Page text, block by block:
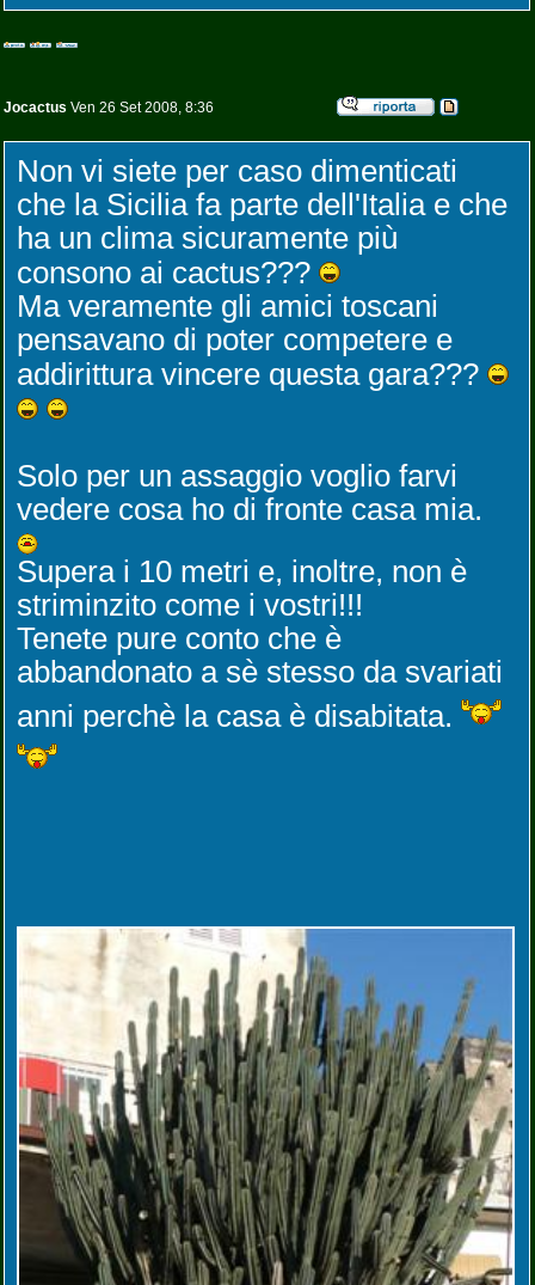
Jocactus Ven 26 Set 2008, 8:36
Non vi siete per caso dimenticati
che la Sicilia fa parte dell'Italia e che
ha un clima sicuramente più
consono ai cactus???
Ma veramente gli amici toscani
pensavano di poter competere e
addirittura vincere questa gara???
Solo per un assaggio voglio farvi
vedere cosa ho di fronte casa mia.
Supera i 10 metri e, inoltre, non è
striminzito come i vostri!!!
Tenete pure conto che è
abbandonato a sè stesso da svariati
anni perchè la casa è disabitata.